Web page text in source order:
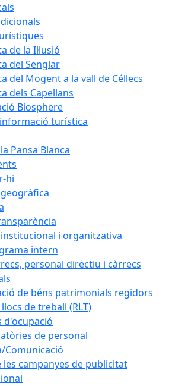
de la Il·lusió
del Senglar
del Mogent a la vall de Céllecs
dels Capellans
Biosphere
turística
Pansa Blanca
hi
i organitzativa
intern
personal directiu i càrrecs
de béns patrimonials regidors
de treball (RLT)
d'ocupació
de personal
Comunicació
les campanyes de publicitat